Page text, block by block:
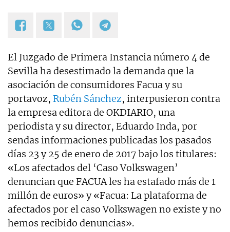
El Juzgado de Primera Instancia número 4 de
Sevilla ha desestimado la demanda que la
asociación de consumidores Facua y su
portavoz, Rubén Sánchez, interpusieron contra
la empresa editora de OKDIARIO, una
periodista y su director, Eduardo Inda, por
sendas informaciones publicadas los pasados
días 23 y 25 de enero de 2017 bajo los titulares:
«Los afectados del ‘Caso Volkswagen’
denuncian que FACUA les ha estafado más de 1
millón de euros» y «Facua: La plataforma de
afectados por el caso Volkswagen no existe y no
hemos recibido denuncias».